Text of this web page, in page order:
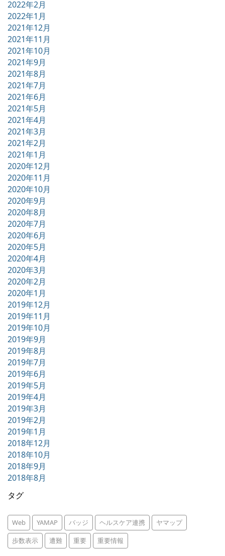
2022年2月
2022年1月
2021年12月
2021年11月
2021年10月
2021年9月
2021年8月
2021年7月
2021年6月
2021年5月
2021年4月
2021年3月
2021年2月
2021年1月
2020年12月
2020年11月
2020年10月
2020年9月
2020年8月
2020年7月
2020年6月
2020年5月
2020年4月
2020年3月
2020年2月
2020年1月
2019年12月
2019年11月
2019年10月
2019年9月
2019年8月
2019年7月
2019年6月
2019年5月
2019年4月
2019年3月
2019年2月
2019年1月
2018年12月
2018年10月
2018年9月
2018年8月
タグ
Web YAMAP バッジ ヘルスケア連携
ヤマップ
歩数表示
遭難 重要 重要情報